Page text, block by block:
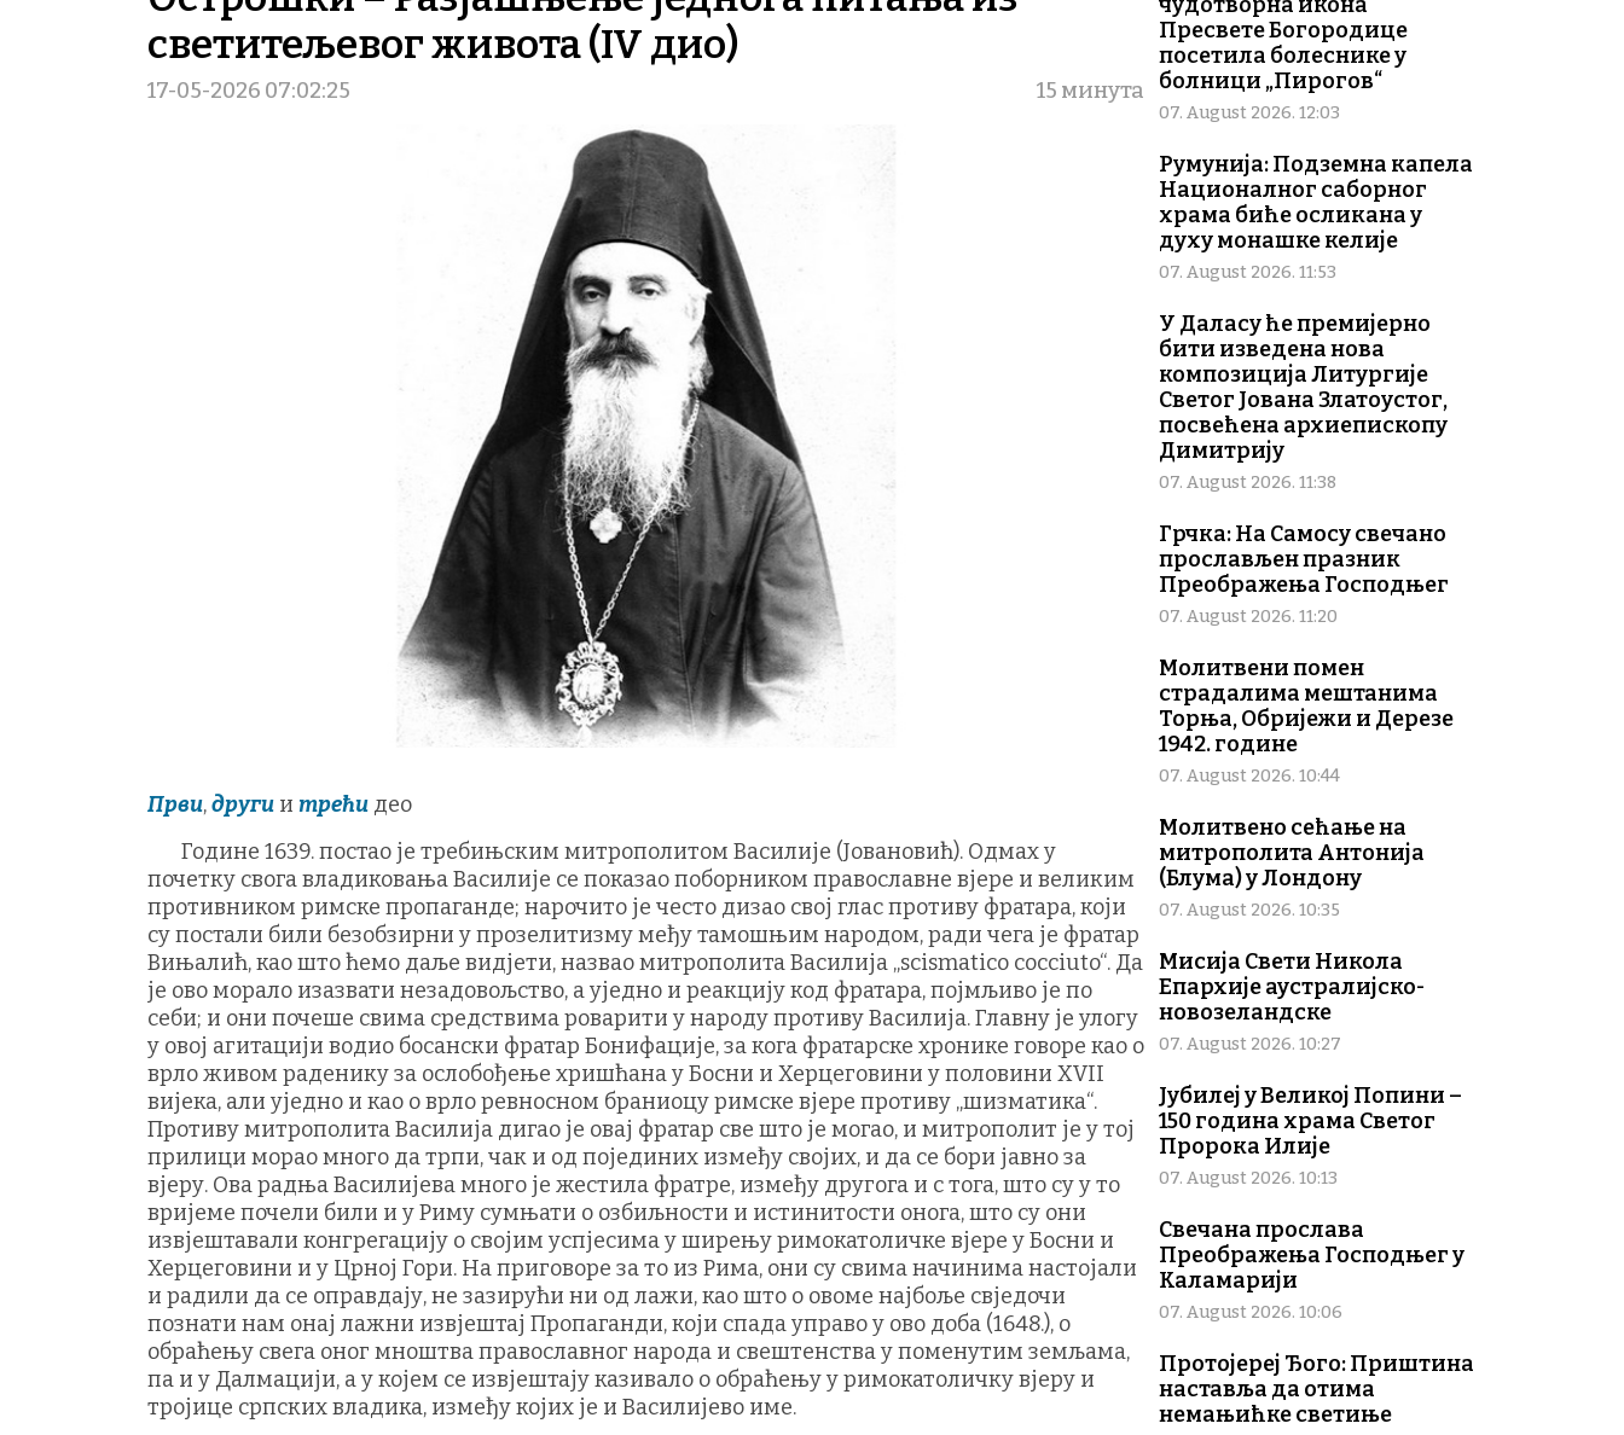
светитељевог живота (IV дио)
17-05-2026 07:02:25 15 минута
Први,други и трећи део
Године 1639. постао је требињским митрополитом Василије (Јовановић). Одмах у
почетку свога владиковања Василије се показао поборником православне вјере и великим
противником римске пропаганде; нарочито је често дизао свој глас противу фратара, који
су постали били безобзирни у прозелитизму међу тамошњим народом, ради чега је фратар
Вињалић, као што ћемо даље видјети, назвао митрополита Василија „scismatico cocciuto“. Да
је ово морало изазвати незадовољство, а уједно и реакцију код фратара, појмљиво је по
себи; и они почеше свима средствима роварити у народу противу Василија. Главну је улогу
у овој агитацији водио босански фратар Бонифације, за кога фратарске хронике говоре као о
врло живом раденику за ослобођење хришћана у Босни и Херцеговини у половини XVII
вијека, али уједно и као о врло ревносном браниоцу римске вјере противу „шизматика“.
Противу митрополита Василија дигао је овај фратар све што је могао, и митрополит је у тој
прилици морао много да трпи, чак и од појединих између својих, и да се бори јавно за
вјеру. Ова радња Василијева много је жестила фратре, између другога и с тога, што су у то
вријеме почели били и у Риму сумњати о озбиљности и истинитости онога, што су они
извјештавали конгрегацију о својим успјесима у ширењу римокатоличке вјере у Босни и
Херцеговини и у Црној Гори. На приговоре за то из Рима, они су свима начинима настојали
и радили да се оправдају, не зазирући ни од лажи, као што о овоме најбоље свједочи
познати нам онај лажни извјештај Пропаганди, који спада управо у ово доба (1648.), о
обраћењу свега оног мноштва православног народа и свештенства у поменутим земљама,
па и у Далмацији, а у којем се извјештају казивало о обраћењу у римокатоличку вјеру и
тројице српских владика, између којих је и Василијево име.
Пресвете Богородице
посетила болеснике у
болници „Пирогов“
07. August 2026. 12:03
Румунија: Подземна капела
Националног саборног
храма биће осликана у
духу монашке келије
07. August 2026. 11:53
У Даласу ће премијерно
бити изведена нова
композиција Литургије
Светог Јована Златоустог,
посвећена архиепископу
Димитрију
07. August 2026. 11:38
Грчка: На Самосу свечано
прослављен празник
Преображења Господњег
07. August 2026. 11:20
Молитвени помен
страдалима мештанима
Торња, Обријежи и Дерезе
1942. године
07. August 2026. 10:44
Молитвено сећање на
митрополита Антонија
(Блума) у Лондону
07. August 2026. 10:35
Мисија Свети Никола
Епархије аустралијско-
новозеландске
07. August 2026. 10:27
Јубилеј у Великој Попини –
150 година храма Светог
Пророка Илије
07. August 2026. 10:13
Свечана прослава
Преображења Господњег у
Каламарији
07. August 2026. 10:06
Протојереј Ђого: Приштина
наставља да отима
немањићке светиње